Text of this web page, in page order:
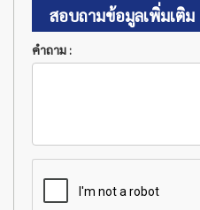
สอบถามข้อมูลเพิ่มเติม
คำถาม :